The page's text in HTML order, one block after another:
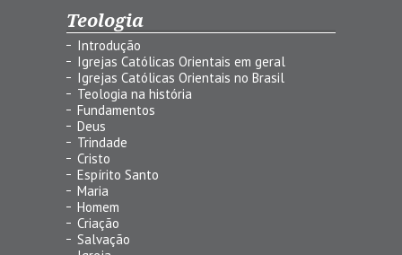
Teologia
Introdução
Igrejas Católicas Orientais em geral
Igrejas Católicas Orientais no Brasil
Teologia na história
Fundamentos
Deus
Trindade
Cristo
Espírito Santo
Maria
Homem
Criação
Salvação